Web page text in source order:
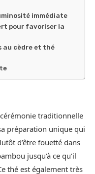
immédiate
pour favoriser la
au cèdre et thé
traditionnelle
préparation unique qui
d’être fouetté dans
jusqu’à ce qu’il
thé est également très